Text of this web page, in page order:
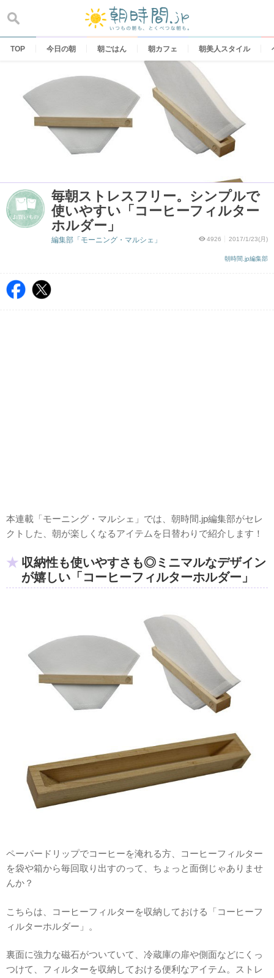
content
TOP 今日の朝 朝ごはん 朝カフェ 朝美人スタイル
毎朝ストレスフリー。シンプルで
使いやすい「コーヒーフィルター
ホルダー」
4926 2017/1/23(月)
朝時間.jp編集部
編集部「モーニング・マルシェ」
本連載「モーニング・マルシェ」では、朝時間.jp編集部がセレ
クトした、朝が楽しくなるアイテムを日替わりで紹介します！
収納性も使いやすさも◎ミニマルなデザイン
が嬉しい「コーヒーフィルターホルダー」
ペーパードリップでコーヒーを淹れる方、コーヒーフィルター
を袋や箱から毎回取り出すのって、ちょっと面倒じゃありませ
んか？
こちらは、コーヒーフィルターを収納しておける「コーヒーフ
ィルターホルダー」。
裏面に強力な磁石がついていて、冷蔵庫の扉や側面などにくっ
つけて、フィルターを収納しておける便利なアイテム。ストレ